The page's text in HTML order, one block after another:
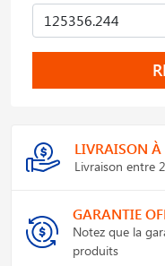
LIVRAISON
Livraison entre
GARANTIE
Notez que la
produits